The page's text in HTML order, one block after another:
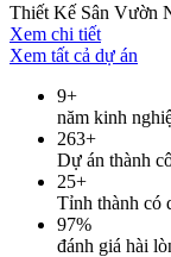
Thiết Kế Sân Vườn
Xem chi tiết
Xem tất cả dự án
9+
năm kinh
263+
Dự án thành
25+
Tỉnh thành có
97%
đánh giá hài